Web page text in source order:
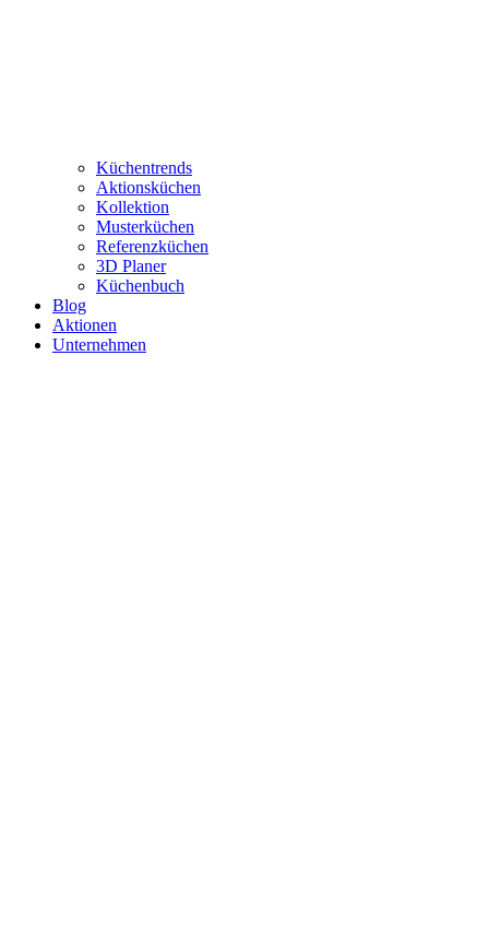
Küchentrends
Aktionsküchen
Kollektion
Musterküchen
Referenzküchen
3D Planer
Küchenbuch
Blog
Aktionen
Unternehmen